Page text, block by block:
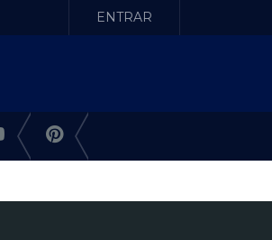
ENTRAR